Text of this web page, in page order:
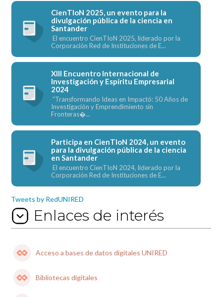
CienTIoN 2025, un evento para la
divulgación pública de la ciencia en
Santander
El encuentro CienTIoN 2025, liderado por la
Corporación Red de Instituciones de E...
XIII Encuentro Internacional de
Investigación y Espíritu Empresarial
2024
“Transformando Ideas en Impactó: 50 Años de
Investigación y Emprendimiento sin
Fronteras�...
Participa en CienTIoN 2024, un evento
para la divulgación pública de la ciencia
en Santander
El encuentro CienTIoN 2024, liderado por la
Corporación Red de Instituciones de E...
Tweets by RedUNIRED
Enlaces de interés
Acceso a bases de datos digitales UNIRED
Bibliotecas digitales